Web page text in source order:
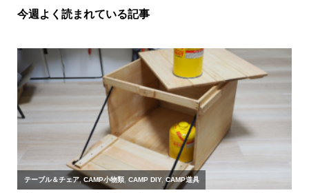
今週よく読まれている記事